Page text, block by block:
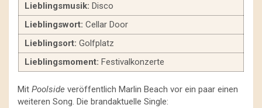
Lieblingsmusik: Disco
Lieblingswort: Cellar Door
Lieblingsort: Golfplatz
Lieblingsmoment: Festivalkonzerte
Mit Poolside veröffentlich Marlin Beach vor ein paar einen
weiteren Song. Die brandaktuelle Single: